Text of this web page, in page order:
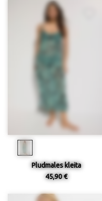
Pludmales kleita
45,90 €